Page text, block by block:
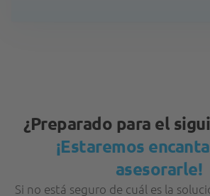
¿Preparado para el
¡Estaremos
asesorarle!
Si no está seguro de cuál es la